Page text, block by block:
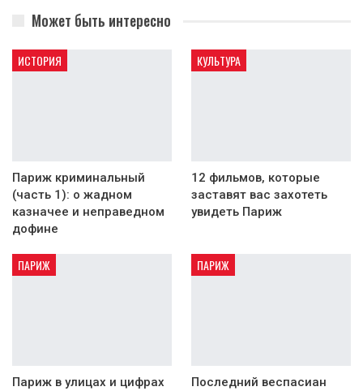
Может быть интересно
ИСТОРИЯ
Париж криминальный
(часть 1): о жадном
казначее и неправедном
дофине
КУЛЬТУРА
12 фильмов, которые
заставят вас захотеть
увидеть Париж
ПАРИЖ
Париж в улицах и цифрах
ПАРИЖ
Последний веспасиан